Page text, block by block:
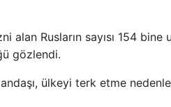
alan Rusların sayısı 154 bine
gözlendi.
ülkeyi terk etme